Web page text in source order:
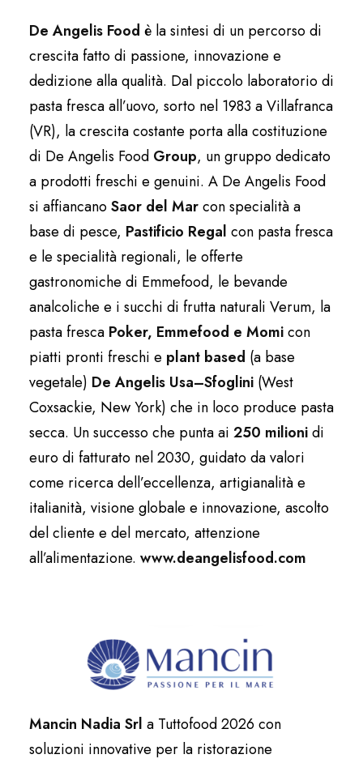
De Angelis Food è la sintesi di un percorso di
crescita fatto di passione, innovazione e
dedizione alla qualità. Dal piccolo laboratorio di
pasta fresca all’uovo, sorto nel 1983 a Villafranca
(VR), la crescita costante porta alla costituzione
di De Angelis Food Group, un gruppo dedicato
a prodotti freschi e genuini. A De Angelis Food
si affiancanoSaor del Marcon specialità a
base di pesce, Pastificio Regal con pasta fresca
e le specialità regionali, le offerte
gastronomiche di Emmefood, le bevande
analcoliche e i succhi di frutta naturali Verum, la
pasta fresca Poker, Emmefood e Momicon
piatti pronti freschi e plant based (a base
vegetale) De Angelis Usa–Sfoglini (West
Coxsackie, New York) che in loco produce pasta
secca. Un successo che punta ai 250 milionidi
euro di fatturato nel 2030, guidato da valori
come ricerca dell’eccellenza, artigianalità e
italianità, visione globale e innovazione, ascolto
del cliente e del mercato, attenzione
all’alimentazione. www.deangelisfood.com
Mancin Nadia Srl a Tuttofood 2026 con
soluzioni innovative per la ristorazione